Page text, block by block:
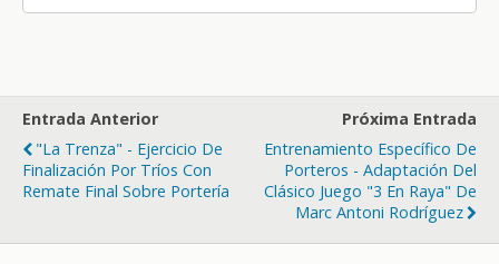
Entrada Anterior
"La Trenza" - Ejercicio De
Finalización Por Tríos Con
Remate Final Sobre Portería
Próxima Entrada
Entrenamiento Específico De
Porteros - Adaptación Del
Clásico Juego "3 En Raya" De
Marc Antoni Rodríguez